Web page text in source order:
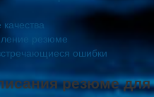
резюме
ошибки
резюме